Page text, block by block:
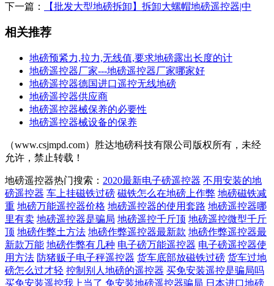
下一篇： 【批发大型地磅拆卸】拆卸大螺帽地磅遥控器|中
相关推荐
地磅预紧力,拉力,无线值,要求地磅露出长度的计
地磅遥控器厂家---地磅遥控器厂家哪家好
地磅遥控器德国进口遥控无线地磅
地磅遥控器供应商
地磅遥控器械保养的必要性
地磅遥控器械设备的保养
（www.csjmpd.com）胜达地磅科技有限公司版权所有，未经
允许，禁止转载！
地磅遥控器热门搜索： 2020最新电子磅遥控器 不用安装的地
磅遥控器 车上挂磁铁过磅 磁铁怎么在地磅上作弊 地磅磁铁减
重 地磅万能遥控器价格 地磅遥控器的使用套路 地磅遥控器哪
里有卖 地磅遥控器是骗局 地磅遥控千斤顶 地磅遥控微型千斤
顶 地磅作弊土方法 地磅作弊遥控器最新款 地磅作弊遥控器最
新款万能 地磅作弊有几种 电子磅万能遥控器 电子磅遥控器使
用方法 防猪贩子电子秤遥控器 货车底部放磁铁过磅 货车过地
磅怎么过才轻 控制别人地磅的遥控器 买免安装遥控是骗局吗
买免安装遥控我上当了 免安装地磅遥控器骗局 日本进口地磅